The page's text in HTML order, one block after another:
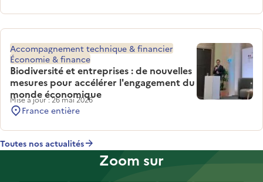
Biodiversité et entreprises : de nouvelles
mesures pour accélérer l'engagement du
monde économique
Accompagnement technique & financier
Économie & finance
Mise à jour : 26 mai 2026
France entière
Toutes nos actualités
Zoom sur